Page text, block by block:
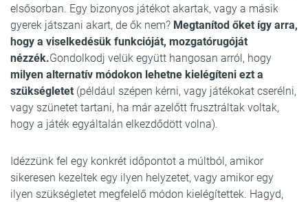
elsősorban. Egy bizonyos játékot akartak, vagy a másik
gyerek játszani akart, de ők nem? Megtanítod őket így arra,
hogy a viselkedésük funkcióját, mozgatórugóját
nézzék.Gondolkodj velük együtt hangosan arról, hogy
milyen alternatív módokon lehetne kielégíteni ezt a
szükségletet (például szépen kérni, vagy játékokat cserélni,
vagy szünetet tartani, ha már azelőtt frusztráltak voltak,
hogy a játék egyáltalán elkezdődött volna).
Idézzünk fel egy konkrét időpontot a múltból, amikor
sikeresen kezeltek egy ilyen helyzetet, vagy amikor egy
ilyen szükségletet megfelelő módon kielégítettek. Hagyd,